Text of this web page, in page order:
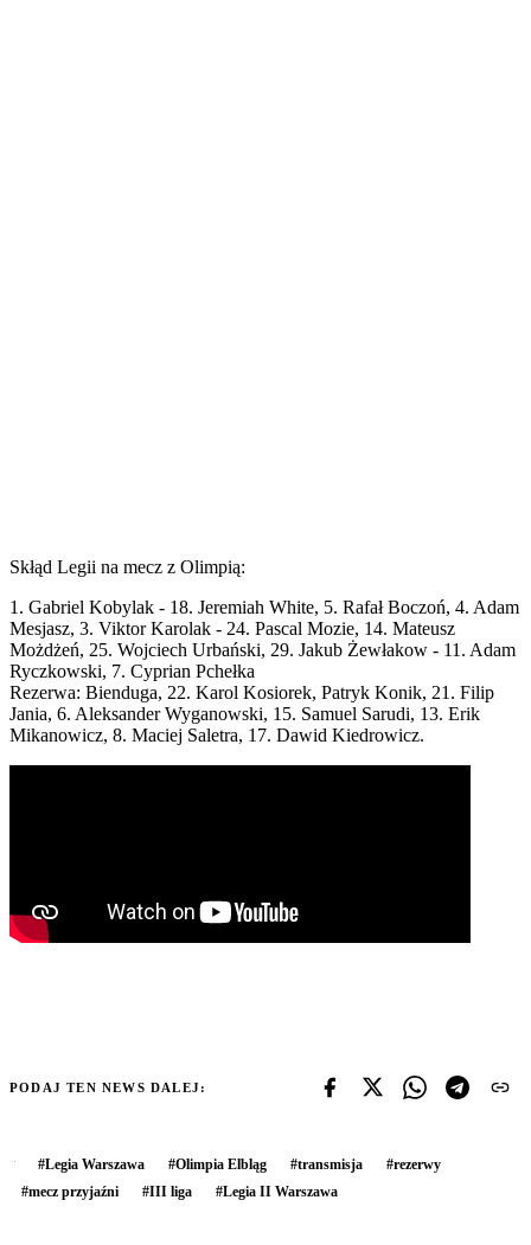
Skłąd Legii na mecz z Olimpią:
1. Gabriel Kobylak - 18. Jeremiah White, 5. Rafał Boczoń, 4. Adam
Mesjasz, 3. Viktor Karolak - 24. Pascal Mozie, 14. Mateusz
Możdżeń, 25. Wojciech Urbański, 29. Jakub Żewłakow - 11. Adam
Ryczkowski, 7. Cyprian Pchełka
Rezerwa: Bienduga, 22. Karol Kosiorek, Patryk Konik, 21. Filip
Jania, 6. Aleksander Wyganowski, 15. Samuel Sarudi, 13. Erik
Mikanowicz, 8. Maciej Saletra, 17. Dawid Kiedrowicz.
PODAJ TEN NEWS DALEJ:
#Legia Warszawa #Olimpia Elbląg #transmisja #rezerwy
#mecz przyjaźni #III liga #Legia II Warszawa